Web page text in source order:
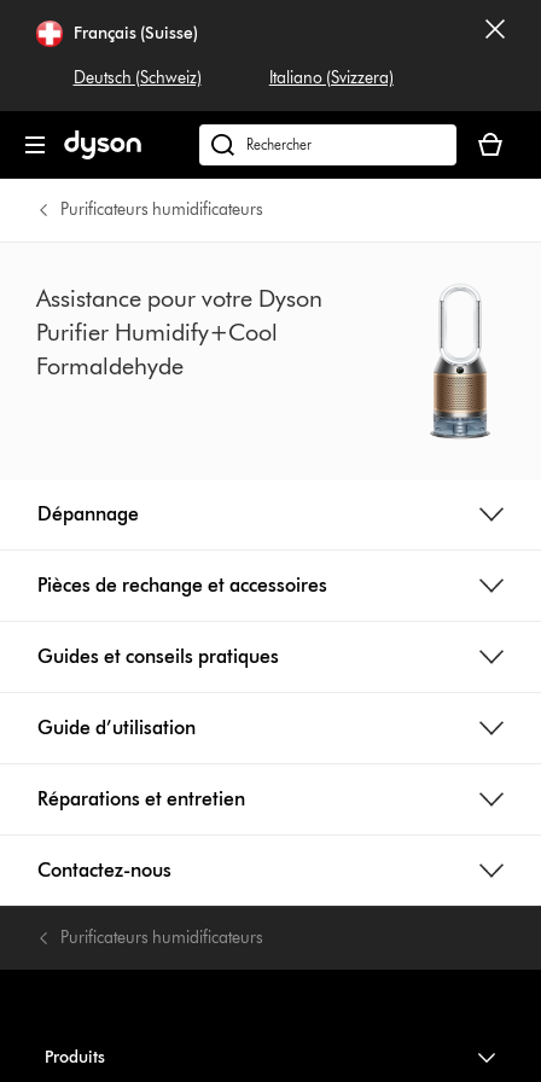
Français (Suisse)
Deutsch (Schweiz) Italiano (Svizzera)
Rechercher
dyson.ch
panier
est
Purificateurs humidificateurs
Assistance pour votre Dyson
Purifier Humidify+Cool
Formaldehyde
Dépannage
Pièces de rechange et accessoires
Guides et conseils pratiques
Guide d’utilisation
Réparations et entretien
Contactez-nous
Purificateurs humidificateurs
Produits